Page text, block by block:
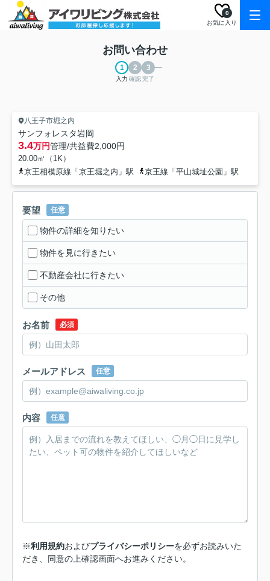
お気に入り
0
お問い合わせ
入力 確認完了
八王子市堀之内
サンフォレスタ岩岡
3.4万円管理/共益費2,000円
20.00㎡（1K）
京王相模原線「京王堀之内」駅
京王線「平山城址公園」駅
要望 任意
物件の詳細を知りたい
物件を見に行きたい
不動産会社に行きたい
その他
お名前 必須
メールアドレス 任意
内容 任意
※利用規約およびプライバシーポリシーを必ずお読みいた
だき、同意の上確認画面へお進みください。